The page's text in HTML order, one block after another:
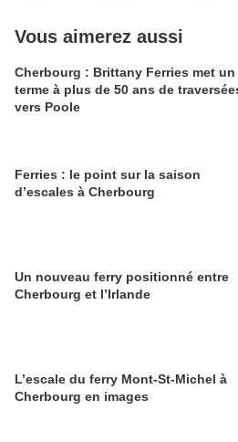
Vous aimerez aussi
Cherbourg : Brittany Ferries met un
terme à plus de 50 ans de
vers Poole
Ferries : le point sur la saison
d’escales à Cherbourg
Un nouveau ferry positionné entre
Cherbourg et l’Irlande
L’escale du ferry Mont-St-Michel à
Cherbourg en images